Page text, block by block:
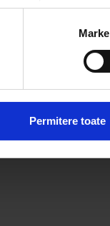
(amprentare)
la
cu privire
în urma folosirii
Permitere toate